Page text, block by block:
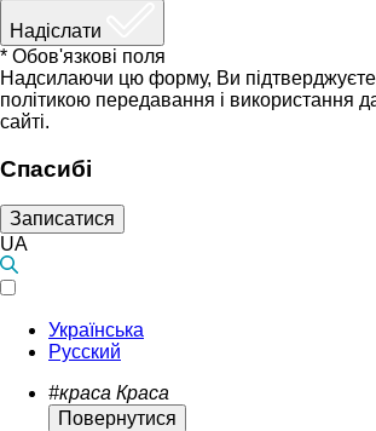
Надіслати
* Обов'язкові поля
Надсилаючи цю форму, Ви підтверджуєте
політикою передавання і використання
сайті.
Спасибі
Записатися
UA
Українська
Русский
#краса Краса
Повернутися